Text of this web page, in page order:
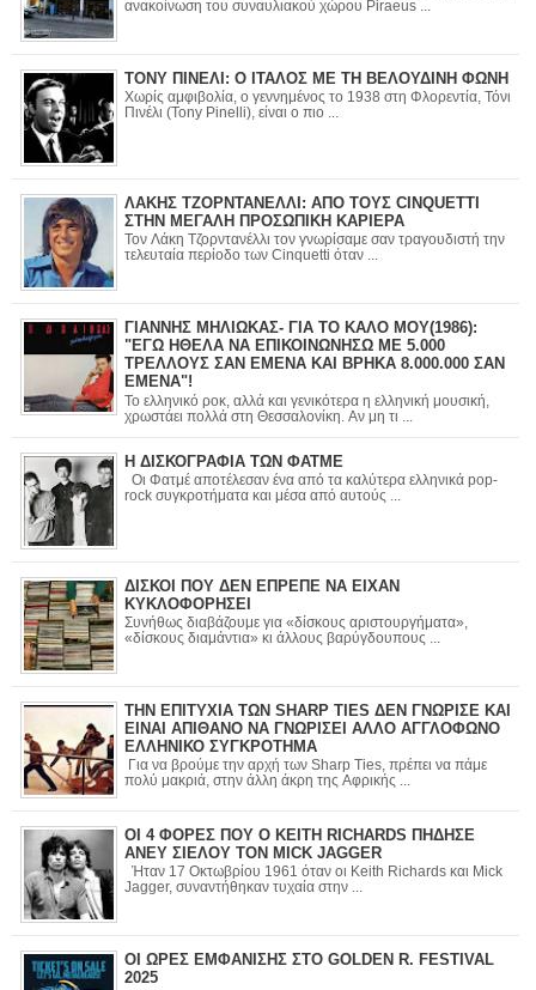
ανακοίνωση του συναυλιακού χώρου Piraeus ...
ΤΟΝΥ ΠΙΝΕΛΙ: Ο ΙΤΑΛΟΣ ΜΕ ΤΗ ΒΕΛΟΥΔΙΝΗ ΦΩΝΗ
Χωρίς αμφιβολία, ο γεννημένος το 1938 στη Φλορεντία, Τόνι
Πινέλι (Tony Pinelli), είναι ο πιο ...
ΛΑΚΗΣ ΤΖΟΡΝΤΑΝΕΛΛΙ: ΑΠΟ ΤΟΥΣ CINQUETTI
ΣΤΗΝ ΜΕΓΑΛΗ ΠΡΟΣΩΠΙΚΗ ΚΑΡΙΕΡΑ
Τον Λάκη Τζορντανέλλι τον γνωρίσαμε σαν τραγουδιστή την
τελευταία περίοδο των Cinquetti όταν ...
ΓΙΑΝΝΗΣ ΜΗΛΙΩΚΑΣ- ΓΙΑ ΤΟ ΚΑΛΟ ΜΟΥ(1986):
"ΕΓΩ ΗΘΕΛΑ ΝΑ ΕΠΙΚΟΙΝΩΝΗΣΩ ΜΕ 5.000
ΤΡΕΛΛΟΥΣ ΣΑΝ ΕΜΕΝΑ ΚΑΙ ΒΡΗΚΑ 8.000.000 ΣΑΝ
ΕΜΕΝΑ"!
Το ελληνικό ροκ, αλλά και γενικότερα η ελληνική μουσική,
χρωστάει πολλά στη Θεσσαλονίκη. Αν μη τι ...
Η ΔΙΣΚΟΓΡΑΦΙΑ ΤΩΝ ΦΑΤΜΕ
Οι Φατμέ αποτέλεσαν ένα από τα καλύτερα ελληνικά pop-
rock συγκροτήματα και μέσα από αυτούς ...
ΔΙΣΚΟΙ ΠΟΥ ΔΕΝ ΕΠΡΕΠΕ ΝΑ ΕΙΧΑΝ
ΚΥΚΛΟΦΟΡΗΣΕΙ
Συνήθως διαβάζουμε για «δίσκους αριστουργήματα»,
«δίσκους διαμάντια» κι άλλους βαρύγδουπους ...
ΤΗΝ ΕΠΙΤΥΧΙΑ ΤΩΝ SHARP TIES ΔΕΝ ΓΝΩΡΙΣΕ ΚΑΙ
ΕΙΝΑΙ ΑΠΙΘΑΝΟ ΝΑ ΓΝΩΡΙΣΕΙ ΑΛΛΟ ΑΓΓΛΟΦΩΝΟ
ΕΛΛΗΝΙΚΟ ΣΥΓΚΡΟΤΗΜΑ
Για να βρούμε την αρχή των Sharp Ties, πρέπει να πάμε
πολύ μακριά, στην άλλη άκρη της Αφρικής ...
ΟΙ 4 ΦΟΡΕΣ ΠΟΥ Ο KEITH RICHARDS ΠΗΔΗΣΕ
ΑΝΕΥ ΣΙΕΛΟΥ ΤΟΝ MICK JAGGER
Ήταν 17 Οκτωβρίου 1961 όταν οι Keith Richards και Mick
Jagger, συναντήθηκαν τυχαία στην ...
ΟΙ ΩΡΕΣ ΕΜΦΑΝΙΣΗΣ ΣΤΟ GOLDEN R. FESTIVAL
2025